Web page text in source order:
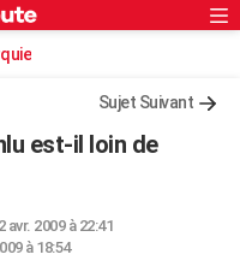
Sujet Suivant
est-il loin de
avr. 2009 à 22:41
à 18:54